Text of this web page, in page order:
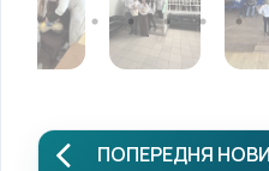
ПОПЕРЕДНЯ